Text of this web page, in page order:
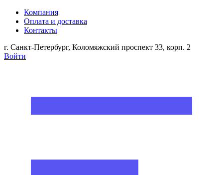
Компания
Оплата и доставка
Контакты
г. Санкт-Петербург, Коломяжский проспект 33, корп. 2
Войти